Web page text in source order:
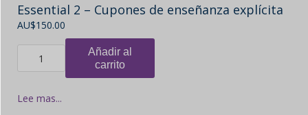
Essential 2 – Cupones de enseñanza explícita
AU$150.00
Añadir al
carrito
Lee mas...